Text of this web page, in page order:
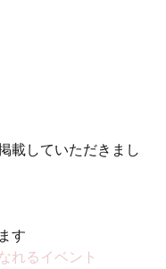
載していただきまし
す
れるイベント